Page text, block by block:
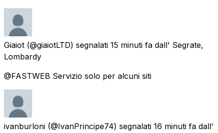
Giaiot (@giaiotLTD) segnalati 15 minuti fa dall' Segrate,
Lombardy
@FASTWEB Servizio solo per alcuni siti
ivanburloni (@IvanPrincipe74) segnalati 16 minuti fa dall'